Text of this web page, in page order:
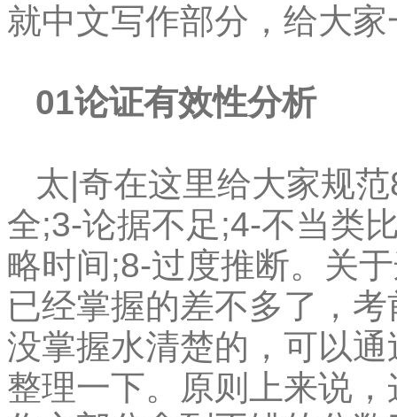
就中文写作部分，给大
01论证有效性分析
太|奇在这里给大家规
全;3-论据不足;4-不当类
略时间;8-过度推断。关
已经掌握的差不多了，
没掌握水清楚的，可以
整理一下。原则上来说